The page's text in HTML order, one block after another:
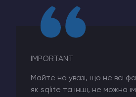
IMPORTANT
Майте на увазі, що не всі
як sqlite та інші, не можна